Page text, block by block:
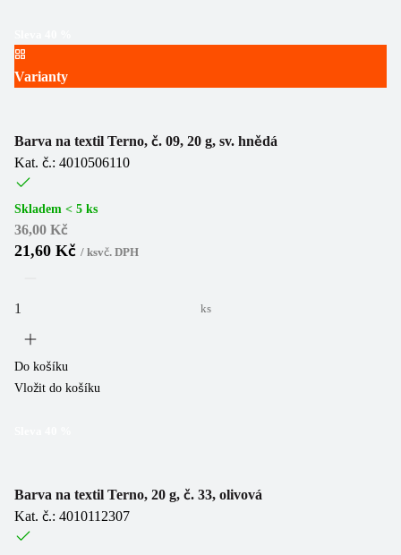
Varianty
Barva na textil Terno, č. 09, 20 g, sv. hnědá
Kat. č.: 4010506110
Skladem < 5 ks
36,00 Kč
21,60 Kč / ksvč. DPH
ks
Do košíku
Vložit do košíku
Barva na textil Terno, 20 g, č. 33, olivová
Kat. č.: 4010112307